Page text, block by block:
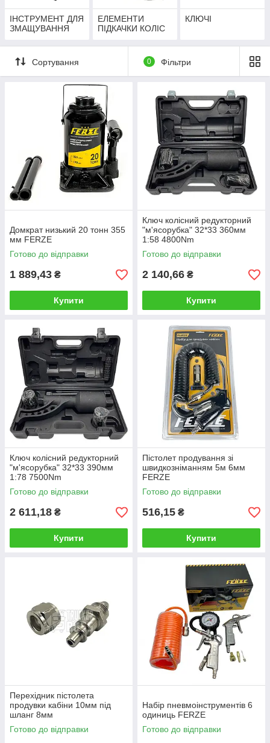
ІНСТРУМЕНТ ДЛЯ
ЗМАЩУВАННЯ
ЕЛЕМЕНТИ
ПІДКАЧКИ КОЛІС
КЛЮЧІ
Сортування 0 Фільтри
Домкрат низький 20 тонн 355
мм FERZE
Готово до відправки
1 889,43 ₴
Купити
Ключ колісний редукторний
"м'ясорубка" 32*33 360мм
1:58 4800Nm
Готово до відправки
2 140,66 ₴
Купити
Ключ колісний редукторний
"м'ясорубка" 32*33 390мм
1:78 7500Nm
Готово до відправки
2 611,18 ₴
Купити
Пістолет продування зі
швидкозніманням 5м 6мм
FERZE
Готово до відправки
516,15 ₴
Купити
Перехідник пістолета
продувки кабіни 10мм під
шланг 8мм
Готово до відправки
Набір пневмоінструментів 6
одиниць FERZE
Готово до відправки